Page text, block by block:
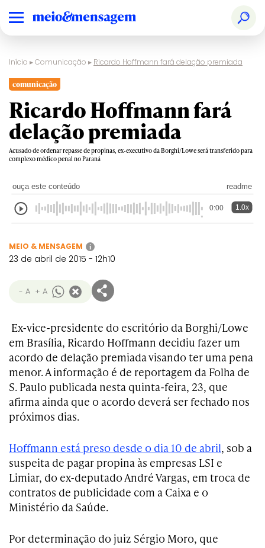
Início ▸Comunicação ▸ Ricardo Hoffmann fará delação premiada
comunicação
Ricardo Hoffmann fará
delação premiada
Acusado de ordenar repasse de propinas, ex-executivo da Borghi/Lowe será transferido para
complexo médico penal no Paraná
ouça este conteúdo readme
0:00 1.0x
MEIO & MENSAGEM i
23 de abril de 2015 - 12h10
- A + A
Ex-vice-presidente do escritório da Borghi/Lowe
em Brasília, Ricardo Hoffmann decidiu fazer um
acordo de delação premiada visando ter uma pena
menor. A informação é de reportagem da Folha de
S. Paulo publicada nesta quinta-feira, 23, que
afirma ainda que o acordo deverá ser fechado nos
próximos dias.
Hoffmann está preso desde o dia 10 de abril, sob a
suspeita de pagar propina às empresas LSI e
Limiar, do ex-deputado André Vargas, em troca de
contratos de publicidade com a Caixa e o
Ministério da Saúde.
Por determinação do juiz Sérgio Moro, que